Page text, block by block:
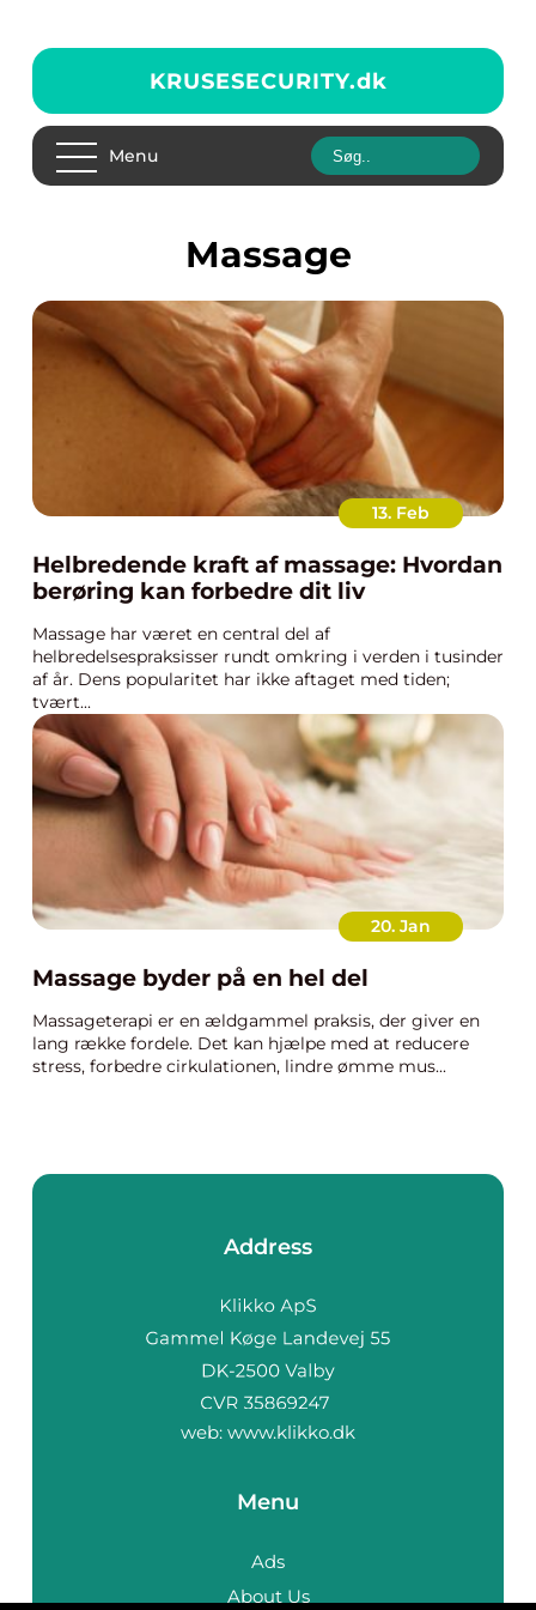
KRUSESECURITY.dk
Menu
massage
13. Feb
Helbredende kraft af massage: Hvordan
berøring kan forbedre dit liv
Massage har været en central del af
helbredelsespraksisser rundt omkring i verden i tusinder
af år. Dens popularitet har ikke aftaget med tiden;
tvært...
20. Jan
Massage byder på en hel del
Massageterapi er en ældgammel praksis, der giver en
lang række fordele. Det kan hjælpe med at reducere
stress, forbedre cirkulationen, lindre ømme mus...
Address
web: www.klikko.dk
Menu
Ads
About Us